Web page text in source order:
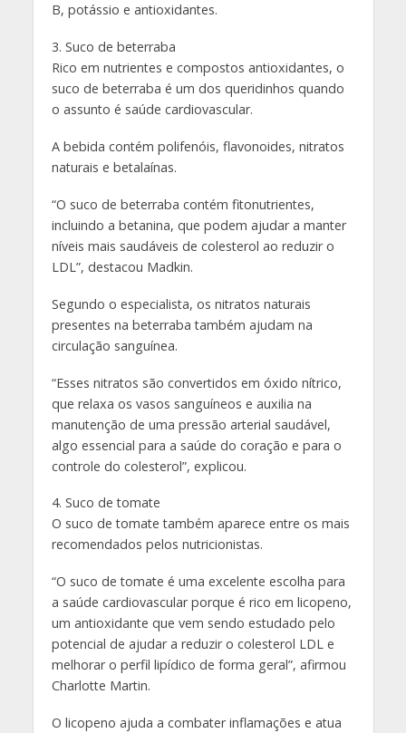
B, potássio e antioxidantes.
3. Suco de beterraba
Rico em nutrientes e compostos antioxidantes, o
suco de beterraba é um dos queridinhos quando
o assunto é saúde cardiovascular.
A bebida contém polifenóis, flavonoides, nitratos
naturais e betalaínas.
“O suco de beterraba contém fitonutrientes,
incluindo a betanina, que podem ajudar a manter
níveis mais saudáveis de colesterol ao reduzir o
LDL”, destacou Madkin.
Segundo o especialista, os nitratos naturais
presentes na beterraba também ajudam na
circulação sanguínea.
“Esses nitratos são convertidos em óxido nítrico,
que relaxa os vasos sanguíneos e auxilia na
manutenção de uma pressão arterial saudável,
algo essencial para a saúde do coração e para o
controle do colesterol”, explicou.
4. Suco de tomate
O suco de tomate também aparece entre os mais
recomendados pelos nutricionistas.
“O suco de tomate é uma excelente escolha para
a saúde cardiovascular porque é rico em licopeno,
um antioxidante que vem sendo estudado pelo
potencial de ajudar a reduzir o colesterol LDL e
melhorar o perfil lipídico de forma geral”, afirmou
Charlotte Martin.
O licopeno ajuda a combater inflamações e atua